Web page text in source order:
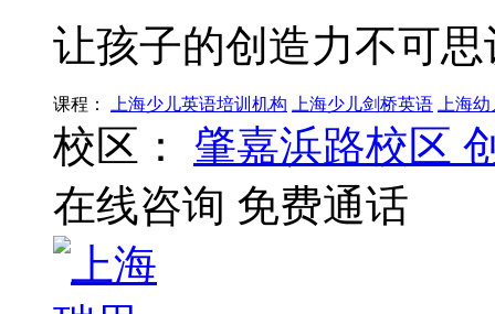
让孩子的创造力不可思
课程： 上海少儿英语培训机构 上海少儿剑桥英语 上海
校区： 肇嘉浜路校区
在线咨询 免费通话